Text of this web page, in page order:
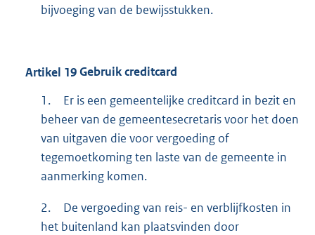
bijvoeging van de bewijsstukken.
Artikel 19Gebruik creditcard
1.
Er is een gemeentelijke creditcard in bezit en
beheer van de gemeentesecretaris voor het doen
van uitgaven die voor vergoeding of
tegemoetkoming ten laste van de gemeente in
aanmerking komen.
2.
De vergoeding van reis- en verblijfkosten in
het buitenland kan plaatsvinden door